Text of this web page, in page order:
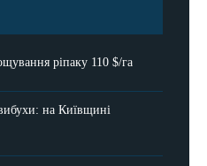
ріпаку 110 $/га
на Київщині